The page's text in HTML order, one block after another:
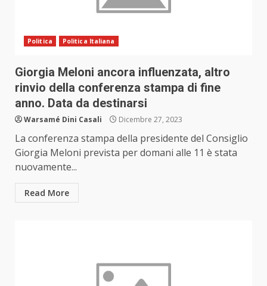
Politica Politica Italiana
Giorgia Meloni ancora influenzata, altro
rinvio della conferenza stampa di fine
anno. Data da destinarsi
Warsamé Dini Casali Dicembre 27, 2023
La conferenza stampa della presidente del Consiglio
Giorgia Meloni prevista per domani alle 11 è stata
nuovamente...
Read More